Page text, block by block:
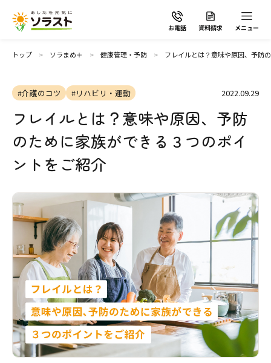
お電話 資料請求 メニュー
ソラストの想い
介護サービスから探す
介護サービスから探す
施設で暮らす
自宅から通う・泊まる
自宅でサービスを受ける
サービスの相談をする
地域から探す
よくあるご質問
介護のガイド
介護のガイド
介護保険サービスについて
採用情報
トップ ソラまめ＋ 健康管理・予防 フレイルとは？意味や原因、予防
#介護のコツ #リハビリ・運動 2022.09.29
フレイルとは？意味や原因、予防
のために家族ができる３つのポイ
ントをご紹介